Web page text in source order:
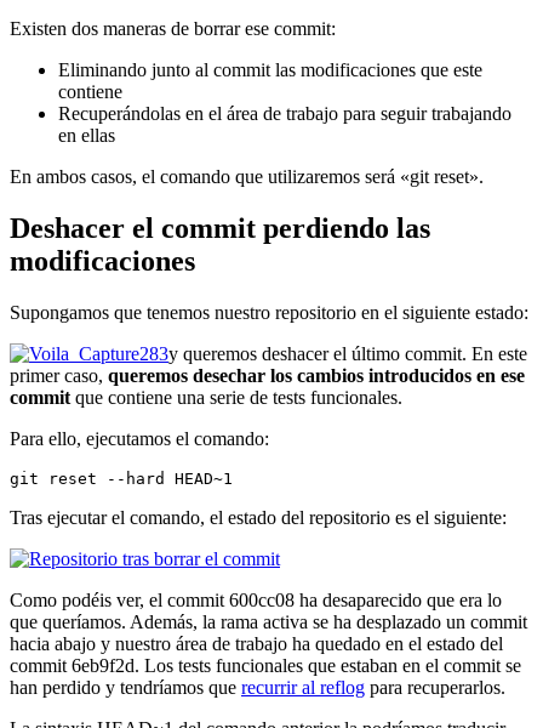
Existen dos maneras de borrar ese commit:
Eliminando junto al commit las modificaciones que este
contiene
Recuperándolas en el área de trabajo para seguir trabajando
en ellas
En ambos casos, el comando que utilizaremos será «git reset».
Deshacer el commit perdiendo las
modificaciones
Supongamos que tenemos nuestro repositorio en el siguiente estado:
y queremos deshacer el último commit. En este
primer caso, queremos desechar los cambios introducidos en ese
commit que contiene una serie de tests funcionales.
Para ello, ejecutamos el comando:
git reset --hard HEAD~1
Tras ejecutar el comando, el estado del repositorio es el siguiente:
Como podéis ver, el commit 600cc08 ha desaparecido que era lo
que queríamos. Además, la rama activa se ha desplazado un commit
hacia abajo y nuestro área de trabajo ha quedado en el estado del
commit 6eb9f2d. Los tests funcionales que estaban en el commit se
han perdido y tendríamos que recurrir al reflog para recuperarlos.